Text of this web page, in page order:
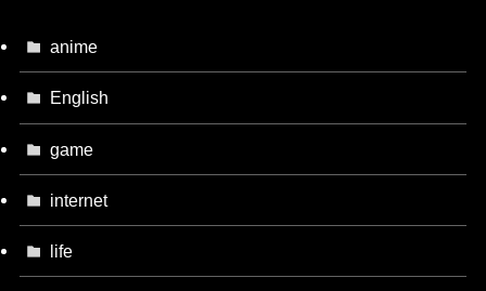
anime
English
game
internet
life